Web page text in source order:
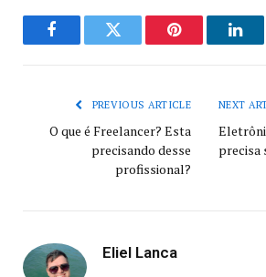
FacebookTwitter Pinterest
PREVIOUS ARTICLE
O que é Freelancer? Esta
precisando desse
profissional?
NEXT
precisa
Eliel Lanca